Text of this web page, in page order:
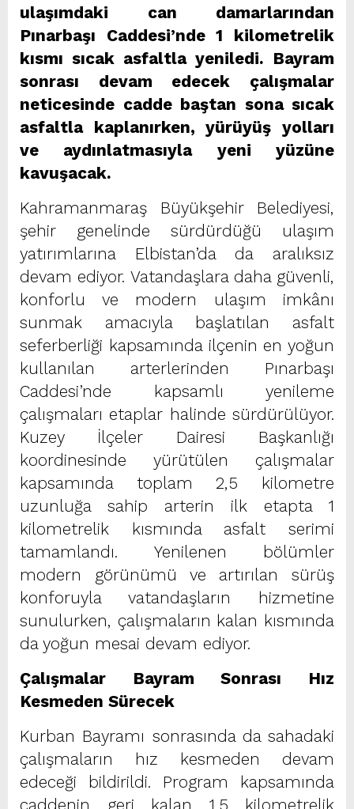
ulaşımdaki can damarlarından
Pınarbaşı Caddesi’nde 1 kilometrelik
kısmı sıcak asfaltla yeniledi. Bayram
sonrası devam edecek çalışmalar
neticesinde cadde baştan sona sıcak
asfaltla kaplanırken, yürüyüş yolları
ve aydınlatmasıyla yeni yüzüne
kavuşacak.
Kahramanmaraş Büyükşehir Belediyesi,
şehir genelinde sürdürdüğü ulaşım
yatırımlarına Elbistan’da da aralıksız
devam ediyor. Vatandaşlara daha güvenli,
konforlu ve modern ulaşım imkânı
sunmak amacıyla başlatılan asfalt
seferberliği kapsamında ilçenin en yoğun
kullanılan arterlerinden Pınarbaşı
Caddesi’nde kapsamlı yenileme
çalışmaları etaplar halinde sürdürülüyor.
Kuzey İlçeler Dairesi Başkanlığı
koordinesinde yürütülen çalışmalar
kapsamında toplam 2,5 kilometre
uzunluğa sahip arterin ilk etapta 1
kilometrelik kısmında asfalt serimi
tamamlandı. Yenilenen bölümler
modern görünümü ve artırılan sürüş
konforuyla vatandaşların hizmetine
sunulurken, çalışmaların kalan kısmında
da yoğun mesai devam ediyor.
Çalışmalar Bayram Sonrası Hız
Kesmeden Sürecek
Kurban Bayramı sonrasında da sahadaki
çalışmaların hız kesmeden devam
edeceği bildirildi. Program kapsamında
caddenin geri kalan 1,5 kilometrelik